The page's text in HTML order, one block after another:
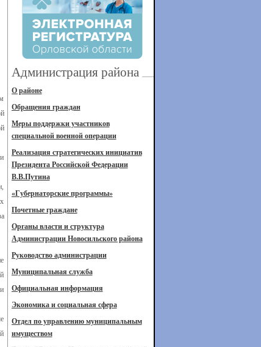
Администрация района
О районе
Обращения граждан
Меры поддержки участников
специальной военной операции
Реализация стратегических инициатив
Президента Российской Федерации
В.В.Путина
«Губернаторские программы»
Почетные граждане
Органы власти и структура
Администрации Новосильского района
Руководство администрации
Муниципальная служба
Официальная информация
Экономика и социальная сфера
Отдел по управлению муниципальным
имуществом